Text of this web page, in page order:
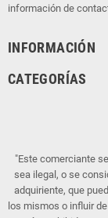
información de
INFORMACIÓN
CATEGORÍAS
"Este comerciante
sea ilegal, o se
adquiriente, que
los mismos o influir